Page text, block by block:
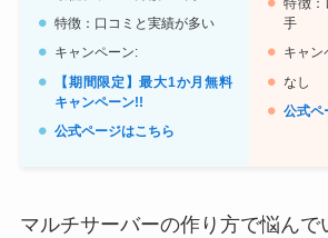
特徴：口コミと実績が多い
キャンペーン:
【期間限定】最大1か月無料
キャンペーン!!
公式ページはこちら
特徴：
手
キャン
なし
公式ペ
マルチサーバーの作り方で悩んで